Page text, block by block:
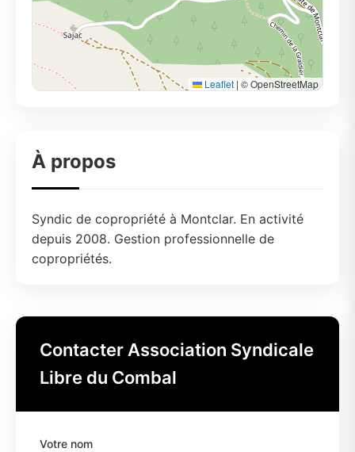
Leaflet | © OpenStreetMap
À propos
Syndic de copropriété à Montclar. En activité
depuis 2008. Gestion professionnelle de
copropriétés.
Contacter Association Syndicale
Libre du Combal
Votre nom